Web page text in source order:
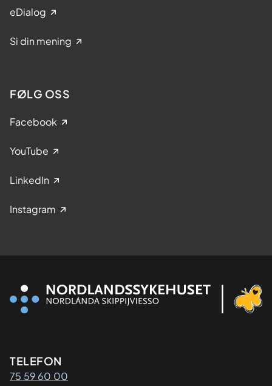
eDialog
Si din mening
FØLG OSS
Facebook
YouTube
LinkedIn
Instagram
Kontaktinformasjon
TELEFON
75 59 60 00